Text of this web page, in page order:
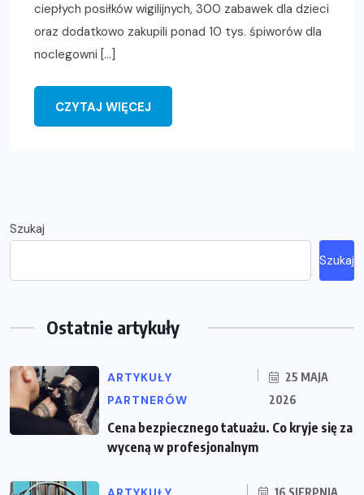
ciepłych posiłków wigilijnych, 300 zabawek dla dzieci
oraz dodatkowo zakupili ponad 10 tys. śpiworów dla
noclegowni […]
CZYTAJ WIĘCEJ
Szukaj
Szukaj
Ostatnie artykuły
ARTYKUŁY
PARTNERÓW
25 MAJA
2026
Cena bezpiecznego tatuażu. Co kryje się za
wyceną w profesjonalnym